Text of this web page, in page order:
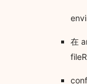
在